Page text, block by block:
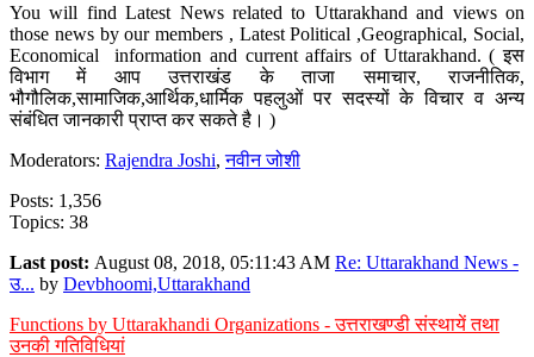
You will find Latest News related to Uttarakhand and views on
those news by our members , Latest Political ,Geographical, Social,
Economical information and current affairs of Uttarakhand. ( इस
विभाग में आप उत्तराखंड के ताजा समाचार, राजनीतिक,
भौगौलिक,सामाजिक,आर्थिक,धार्मिक पहलुओं पर सदस्यों के विचार व अन्य
संबंधित जानकारी प्राप्त कर सकते है। )
Moderators: Rajendra Joshi,नवीन जोशी
Posts: 1,356
Topics: 38
Last post: August 08, 2018, 05:11:43 AM Re: Uttarakhand News -
उ... by Devbhoomi,Uttarakhand
Functions by Uttarakhandi Organizations - उत्तराखण्डी संस्थायें तथा
उनकी गतिविधियां